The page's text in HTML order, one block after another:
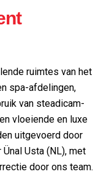
ruimtes van het
spa-afdelingen,
van steadicam-
vloeiende en luxe
uitgevoerd door
Usta (NL), met
door ons team.